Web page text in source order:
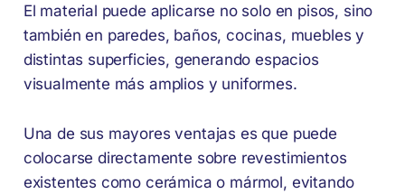
El material puede aplicarse no solo en pisos, sino
también en paredes, baños, cocinas, muebles y
distintas superficies, generando espacios
visualmente más amplios y uniformes.
Una de sus mayores ventajas es que puede
colocarse directamente sobre revestimientos
existentes como cerámica o mármol, evitando